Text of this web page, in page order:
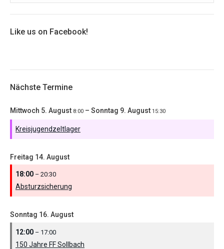
Like us on Facebook!
Nächste Termine
Mittwoch 5. August 8:00 – Sonntag 9. August 15:30
Kreisjugendzeltlager
Freitag 14. August
18:00 – 20:30
Absturzsicherung
Sonntag 16. August
12:00 – 17:00
150 Jahre FF Sollbach